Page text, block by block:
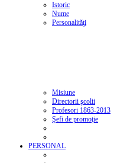
Istoric
Nume
Personalităţi
Misiune
Directorii şcolii
Profesori 1863-2013
Şefi de promoţie
PERSONAL